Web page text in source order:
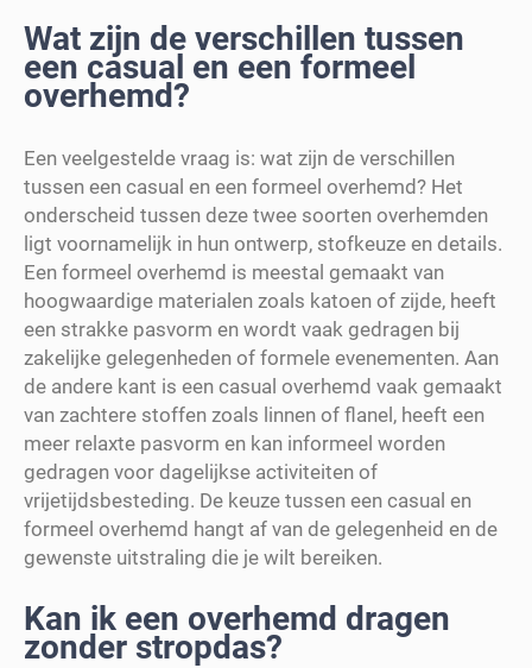
Wat zijn de verschillen tussen
een casual en een formeel
overhemd?
Een veelgestelde vraag is: wat zijn de verschillen
tussen een casual en een formeel overhemd? Het
onderscheid tussen deze twee soorten overhemden
ligt voornamelijk in hun ontwerp, stofkeuze en details.
Een formeel overhemd is meestal gemaakt van
hoogwaardige materialen zoals katoen of zijde, heeft
een strakke pasvorm en wordt vaak gedragen bij
zakelijke gelegenheden of formele evenementen. Aan
de andere kant is een casual overhemd vaak gemaakt
van zachtere stoffen zoals linnen of flanel, heeft een
meer relaxte pasvorm en kan informeel worden
gedragen voor dagelijkse activiteiten of
vrijetijdsbesteding. De keuze tussen een casual en
formeel overhemd hangt af van de gelegenheid en de
gewenste uitstraling die je wilt bereiken.
Kan ik een overhemd dragen
zonder stropdas?